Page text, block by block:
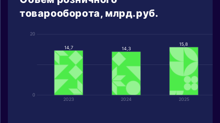
товарооборота, млрд.руб.
0
20
2023 2024 2025
14,7 14,3
15,8